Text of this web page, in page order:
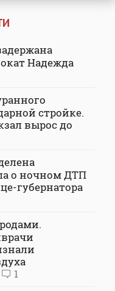
Надежда
стройке.
вырос до
о ночном ДТП
губернатора
1